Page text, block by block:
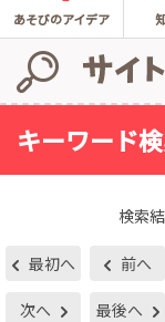
あそびのアイデア
キーワード
検索
最初へ 前へ
次へ 最後へ